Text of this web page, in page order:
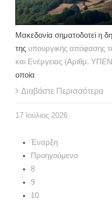
Μακεδονία σηματοδοτεί η
της υπουργικής απόφασης
και Ενέργειας (Αριθμ.
οποία
Διαβάστε Περισσότερα
17 Ιούλιος 2026
Έναρξη
Προηγούμενο
8
9
10